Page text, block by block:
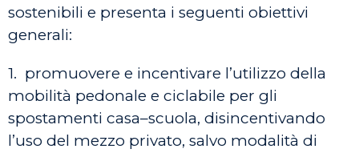
sostenibili e presenta i seguenti obiettivi
generali:
1. promuovere e incentivare l’utilizzo della
mobilità pedonale e ciclabile per gli
spostamenti casa–scuola, disincentivando
l’uso del mezzo privato, salvo modalità di